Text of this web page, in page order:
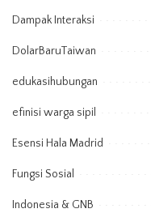
Dampak Interaksi
DolarBaruTaiwan
edukasihubungan
efinisi warga sipil
Esensi Hala Madrid
Fungsi Sosial
Indonesia & GNB